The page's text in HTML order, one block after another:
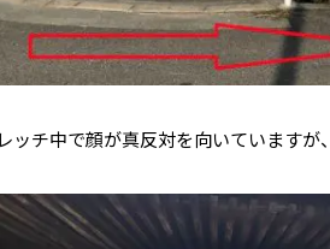
ッチ中で顔が真反対を向いていますが